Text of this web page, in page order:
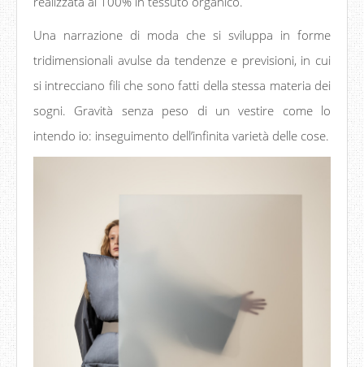
Una narrazione di moda che si sviluppa in forme
tridimensionali avulse da tendenze e previsioni, in cui
si intrecciano fili che sono fatti della stessa materia dei
sogni. Gravità senza peso di un vestire come lo
intendo io: inseguimento dell’infinita varietà delle cose.